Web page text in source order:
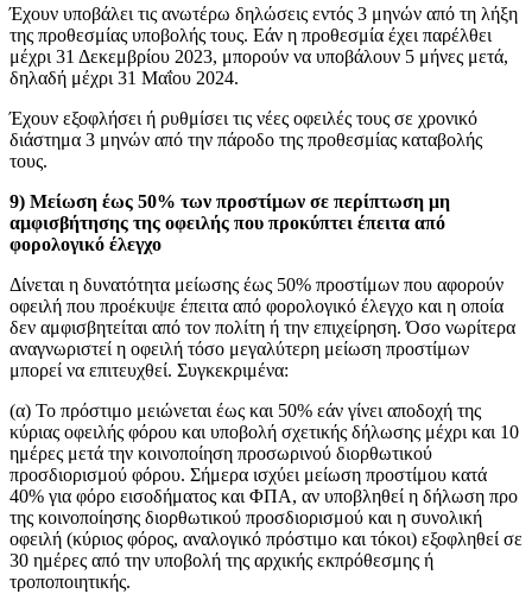
Έχουν υποβάλει τις ανωτέρω δηλώσεις εντός 3 μηνών από τη λήξη
της προθεσμίας υποβολής τους. Εάν η προθεσμία έχει παρέλθει
μέχρι 31 Δεκεμβρίου 2023, μπορούν να υποβάλουν 5 μήνες μετά,
δηλαδή μέχρι 31 Μαΐου 2024.
Έχουν εξοφλήσει ή ρυθμίσει τις νέες οφειλές τους σε χρονικό
διάστημα 3 μηνών από την πάροδο της προθεσμίας καταβολής
τους.
9) Μείωση έως 50% των προστίμων σε περίπτωση μη
αμφισβήτησης της οφειλής που προκύπτει έπειτα από
φορολογικό έλεγχο
Δίνεται η δυνατότητα μείωσης έως 50% προστίμων που αφορούν
οφειλή που προέκυψε έπειτα από φορολογικό έλεγχο και η οποία
δεν αμφισβητείται από τον πολίτη ή την επιχείρηση. Όσο νωρίτερα
αναγνωριστεί η οφειλή τόσο μεγαλύτερη μείωση προστίμων
μπορεί να επιτευχθεί. Συγκεκριμένα:
(α) Το πρόστιμο μειώνεται έως και 50% εάν γίνει αποδοχή της
κύριας οφειλής φόρου και υποβολή σχετικής δήλωσης μέχρι και 10
ημέρες μετά την κοινοποίηση προσωρινού διορθωτικού
προσδιορισμού φόρου. Σήμερα ισχύει μείωση προστίμου κατά
40% για φόρο εισοδήματος και ΦΠΑ, αν υποβληθεί η δήλωση προ
της κοινοποίησης διορθωτικού προσδιορισμού και η συνολική
οφειλή (κύριος φόρος, αναλογικό πρόστιμο και τόκοι) εξοφληθεί σε
30 ημέρες από την υποβολή της αρχικής εκπρόθεσμης ή
τροποποιητικής.